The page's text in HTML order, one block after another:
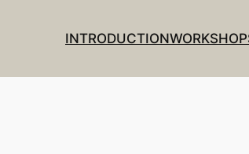
INTRODUCTION